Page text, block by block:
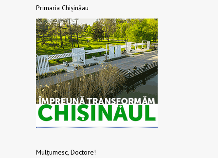
Primaria Chișinăau
Mulțumesc, Doctore!